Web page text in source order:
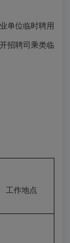
单位临时聘用
招聘司乘类临
工作地点